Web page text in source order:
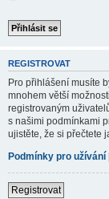
REGISTROVAT
Pro přihlášení musíte
mnohem větší
registrovaným
s našimi podmínkami
ujistěte, že si přečtete
Podmínky pro užívání
Registrovat